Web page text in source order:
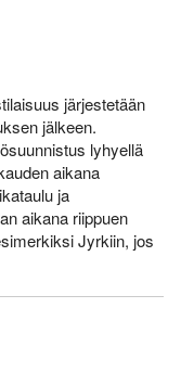
järjestetään
jälkeen.
lyhyellä
aikana
ja
aikana riippuen
Jyrkiin, jos